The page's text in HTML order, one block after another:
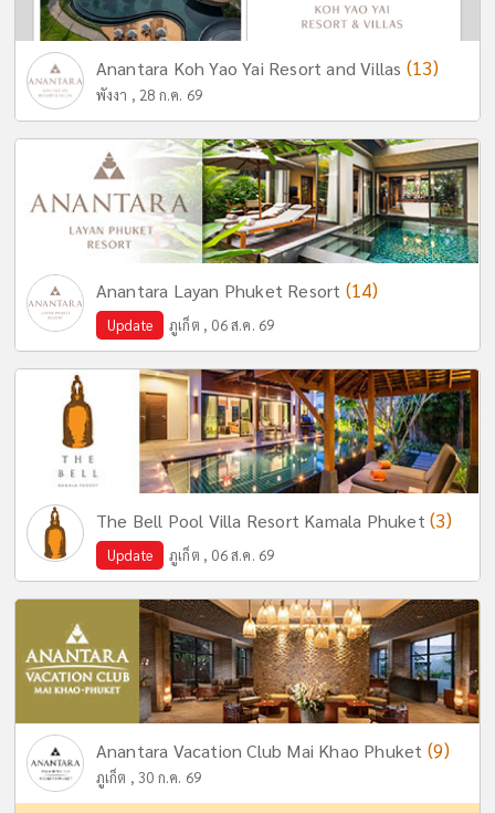
Anantara Koh Yao Yai Resort and Villas (13)
พังงา , 28 ก.ค. 69
Anantara Layan Phuket Resort (14)
Update ภูเก็ต , 06 ส.ค. 69
The Bell Pool Villa Resort Kamala Phuket (3)
Update ภูเก็ต , 06 ส.ค. 69
Anantara Vacation Club Mai Khao Phuket (9)
ภูเก็ต , 30 ก.ค. 69